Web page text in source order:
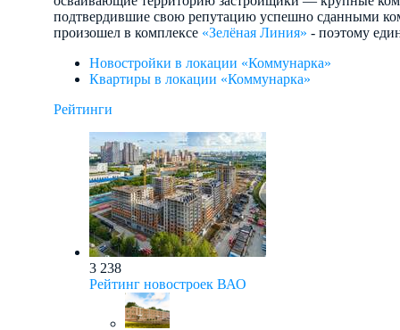
подтвердившие свою репутацию успешно сданными
произошел в комплексе «Зелёная Линия» - поэтому
Новостройки в локации «Коммунарка»
Квартиры в локации «Коммунарка»
Рейтинги
3 238
Рейтинг новостроек ВАО